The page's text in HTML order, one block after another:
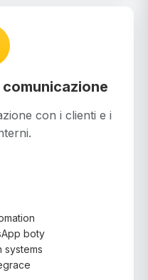
con i clienti e i
boty
systems